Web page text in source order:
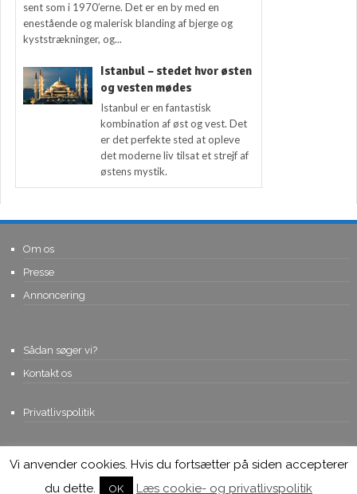
sent som i 1970’erne. Det er en by med en
enestående og malerisk blanding af bjerge og
kyststrækninger, og...
Istanbul – stedet hvor østen
og vesten mødes
Istanbul er en fantastisk
kombination af øst og vest. Det
er det perfekte sted at opleve
det moderne liv tilsat et strejf af
østens mystik.
Om os
Presse
Annoncering
Sådan søger vi?
Kontakt os
Privatlivspolitik
© Copyright 2015, Viviro.com ApS- Alle rettigheder forbeholdes. Vi
tager forbehold for fejlagtige priser.
Vi anvender cookies. Hvis du fortsætter på siden accepterer
du dette.
OK Læs cookie- og privatlivspolitik